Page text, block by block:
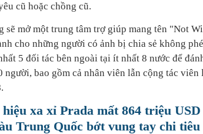
cũ hoặc chồng cũ.
sẽ mở một trung tâm trợ giúp mang tên "Not
cho những người có ảnh bị chia sẻ không
5 đối tác bên ngoài tại ít nhất 8 nước để
người, bao gồm cả nhân viên lẫn cộng tác
xa xỉ Prada mất 864 triệu
Trung Quốc bớt vung tay chi tiêu